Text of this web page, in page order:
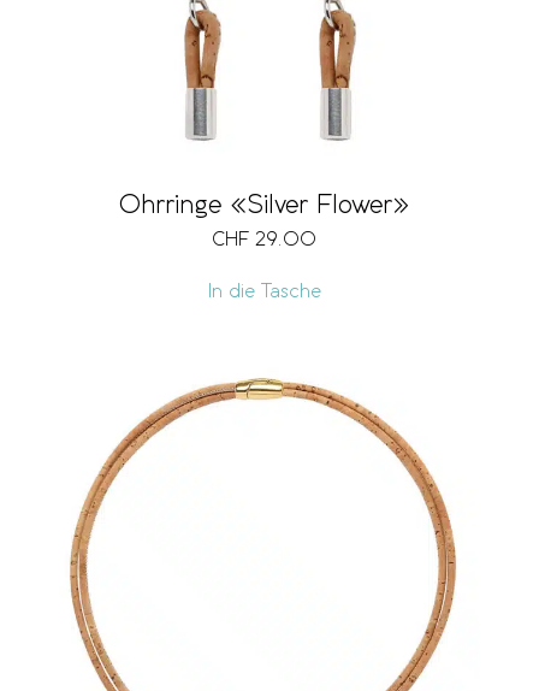
Ohrringe «Silver Flower»
CHF 29.00
In die Tasche